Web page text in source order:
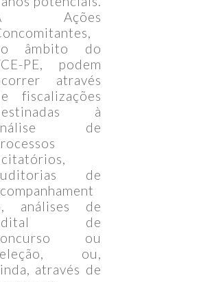
Ações
âmbito do
PE, podem
através
fiscalizações
à
de
de
análises de
de
ou
ou,
através de